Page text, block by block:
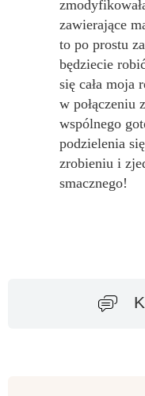
zawierające
to po prostu
będziecie
się cała moja
w połączeniu
wspólnego
podzielenia
zrobieniu i
smacznego!